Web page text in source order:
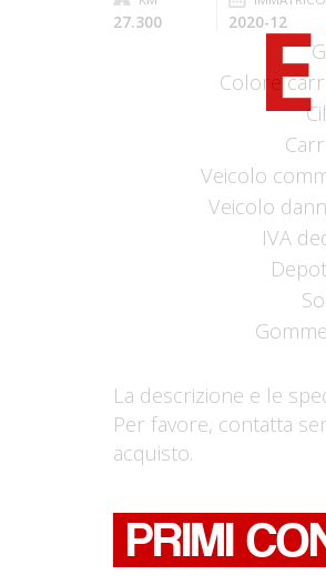
27.300 2020-12
Colore
Veicolo
Veicolo
IVA
La descrizione e le
Per favore, contatta
acquisto.
PRIMI